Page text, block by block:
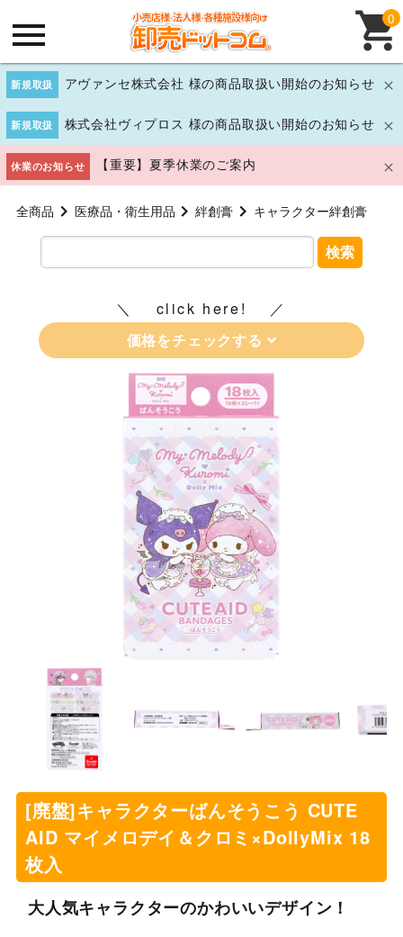
新規取扱 アヴァンセ株式会社 様の商品取扱い開始のお知らせ
新規取扱 株式会社ヴィプロス 様の商品取扱い開始のお知らせ
休業のお知らせ 【重要】夏季休業のご案内
0
全商品 医療品・衛生用品 絆創膏 キャラクター絆創膏
検索
click here!
価格をチェックする
[廃盤]キャラクターばんそうこう CUTE
AID マイメロデイ＆クロミ×DollyMix 18
枚入
大人気キャラクターのかわいいデザイン！